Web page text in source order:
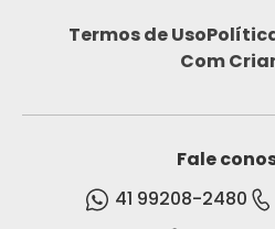
Termos de Uso
Com
Fale
41 99208-2480